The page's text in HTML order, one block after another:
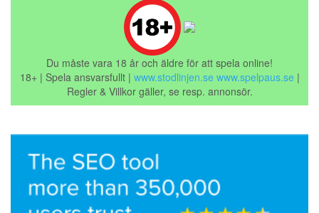
Du måste vara 18 år och äldre för att spela online!
18+ | Spela ansvarsfullt | www.stodlinjen.se www.spelpaus.se |
Regler & Villkor gäller, se resp. annonsör.